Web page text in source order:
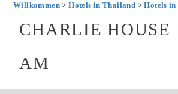
Willkommen>Hotels in Thailand >Hotels in
CHARLIE HOUSE
AM